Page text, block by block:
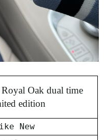
Oak dual time
edition
New